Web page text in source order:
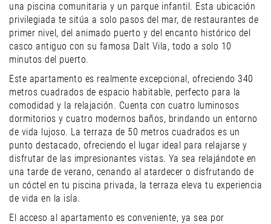
una piscina comunitaria y un parque infantil. Esta ubicación
privilegiada te sitúa a solo pasos del mar, de restaurantes de
primer nivel, del animado puerto y del encanto histórico del
casco antiguo con su famosa Dalt Vila, todo a solo 10
minutos del puerto.
Este apartamento es realmente excepcional, ofreciendo 340
metros cuadrados de espacio habitable, perfecto para la
comodidad y la relajación. Cuenta con cuatro luminosos
dormitorios y cuatro modernos baños, brindando un entorno
de vida lujoso. La terraza de 50 metros cuadrados es un
punto destacado, ofreciendo el lugar ideal para relajarse y
disfrutar de las impresionantes vistas. Ya sea relajándote en
una tarde de verano, cenando al atardecer o disfrutando de
un cóctel en tu piscina privada, la terraza eleva tu experiencia
de vida en la isla.
El acceso al apartamento es conveniente, ya sea por